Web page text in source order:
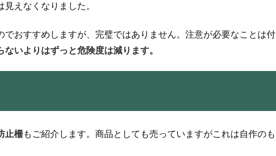
えなくなりました。
でおすすめしますが、完璧ではありません。注意が必要なことは付
ないよりはずっと危険度は減ります。
止柵もご紹介します。商品としても売っていますがこれは自作のも